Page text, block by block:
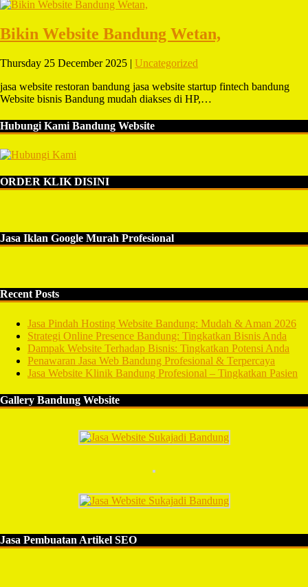
Bikin Website Bandung Wetan,
Thursday 25 December 2025 | Uncategorized
jasa website restoran bandung jasa website startup fintech bandung
Website bisnis Bandung mudah diakses di HP,…
Hubungi Kami Bandung Website
ORDER KLIK DISINI
Jasa Iklan Google Murah Profesional
Recent Posts
Jasa Pindah Hosting Website Bandung: Mudah & Aman 2026
Strategi Online Presence Bandung: Tingkatkan Bisnis Anda
Dampak Website Terhadap Bisnis: Tingkatkan Potensi Anda
Penawaran Jasa Web Bandung Profesional & Terpercaya
Jasa Website Klinik Bandung Profesional – Tingkatkan Pasien
Gallery Bandung Website
Jasa Pembuatan Artikel SEO